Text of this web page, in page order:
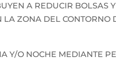
A REDUCIR BOLSAS
ZONA DEL CONTORNO
Y/O NOCHE MEDIANTE